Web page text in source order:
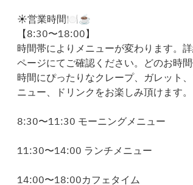
☀️営業時間🍽️☕️
【8:30〜18:00】
時間帯によりメニューが変わります。
ページにてご確認ください。どのお時
時間にぴったりなクレープ、ガレット
ニュー、ドリンクをお楽しみ頂けます。
8:30〜11:30 モーニングメニュー
11:30〜14:00 ランチメニュー
14:00〜18:00カフェタイム